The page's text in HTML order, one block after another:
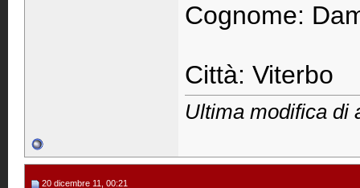
Cognome:
Città: Viterbo
Ultima modifica di
20 dicembre 11, 00:21